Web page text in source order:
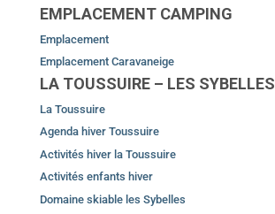
EMPLACEMENT CAMPING
Emplacement
Emplacement Caravaneige
LA TOUSSUIRE – LES SYBELLES
La Toussuire
Agenda hiver Toussuire
Activités hiver la Toussuire
Activités enfants hiver
Domaine skiable les Sybelles